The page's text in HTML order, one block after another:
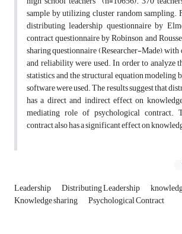
sample by utilizing cluster random sampling.
distributing leadership questionnaire by
contract questionnaire by Robinson and
sharing questionnaire (Researcher-Made),
and reliability were used. In order to analyze
statistics and the structural equation modeling
software were used. The results suggest that
has a direct and indirect effect on
mediating role of psychological contract.
contract also has a significant effect on
Leadership Distributing Leadership
Knowledge sharing Psychological Contract